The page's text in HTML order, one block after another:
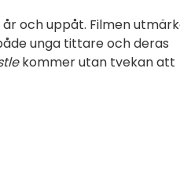
och uppåt. Filmen
unga tittare och deras
kommer utan tvekan att